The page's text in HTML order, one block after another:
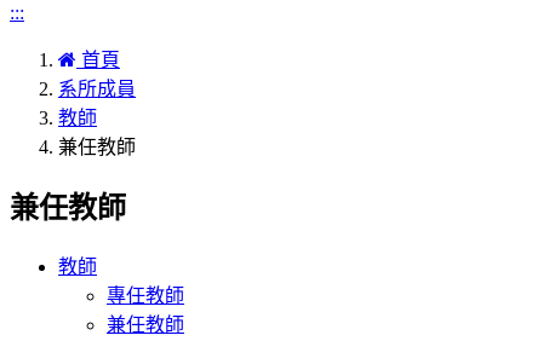
:::
首頁
系所成員
教師
兼任教師
兼任教師
教師
專任教師
兼任教師